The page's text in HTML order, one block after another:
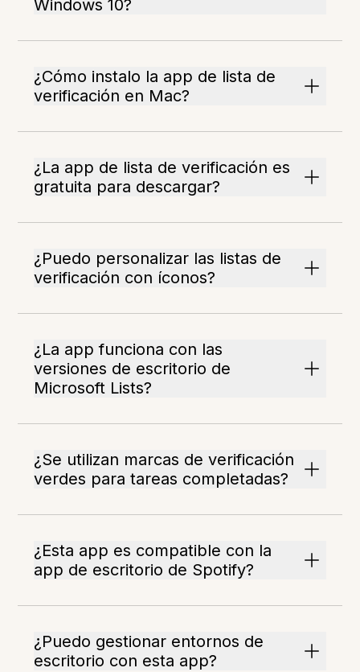
Windows 10?
¿Cómo instalo la app de lista de
verificación en Mac?
¿La app de lista de verificación es
gratuita para descargar?
¿Puedo personalizar las listas de
verificación con íconos?
¿La app funciona con las
versiones de escritorio de
Microsoft Lists?
¿Se utilizan marcas de verificación
verdes para tareas completadas?
¿Esta app es compatible con la
app de escritorio de Spotify?
¿Puedo gestionar entornos de
escritorio con esta app?